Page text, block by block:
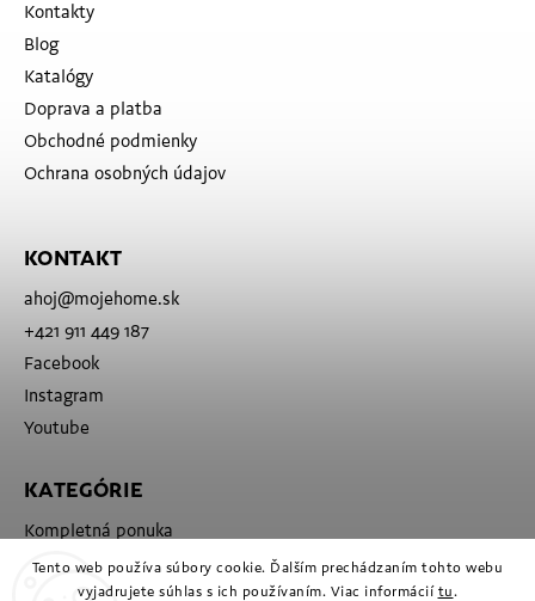
Tento web používa súbory cookie. Ďalším prechádzaním tohto webu
vyjadrujete súhlas s ich používaním. Viac informácií tu.
Kontakty
Blog
Katalógy
Doprava a platba
Obchodné podmienky
Ochrana osobných údajov
KONTAKT
ahoj@mojehome.sk
+421 911 449 187
Facebook
Instagram
Youtube
KATEGÓRIE
Kompletná ponuka
Značky